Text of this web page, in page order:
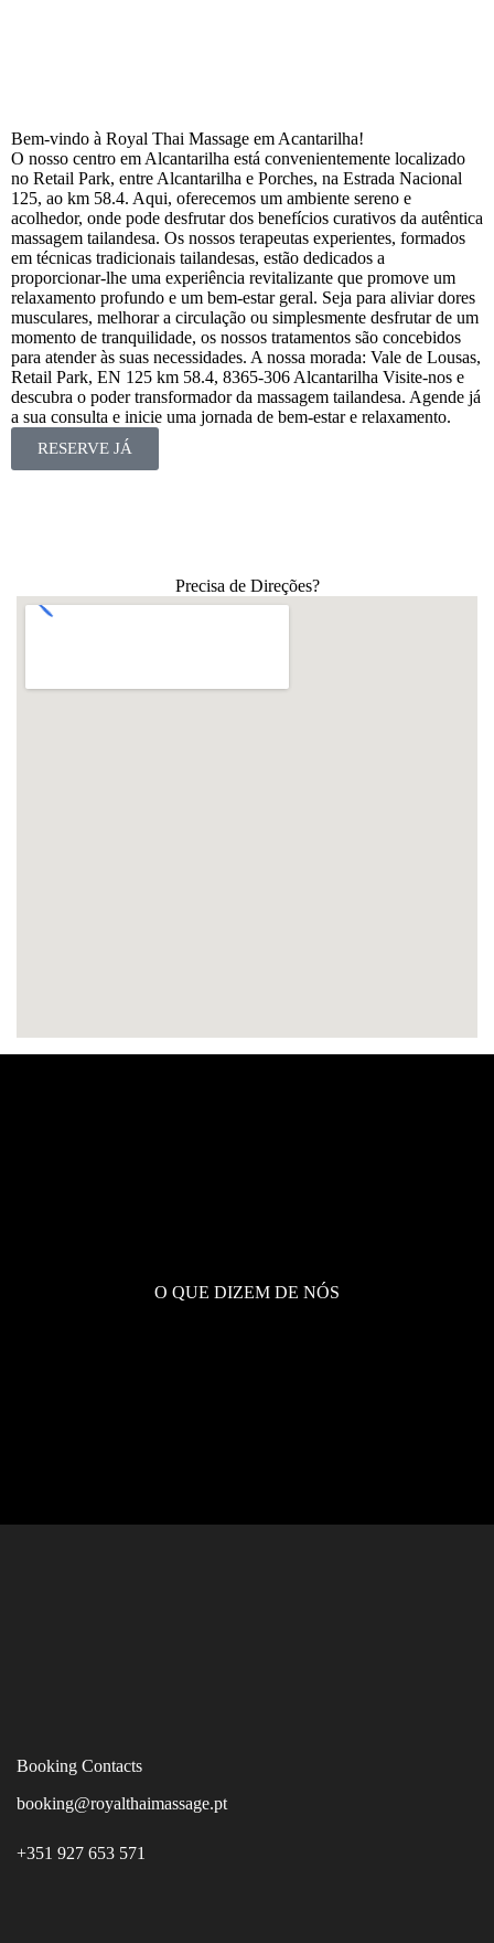
Bem-vindo à Royal Thai Massage em Acantarilha!
O nosso centro em Alcantarilha está convenientemente localizado
no Retail Park, entre Alcantarilha e Porches, na Estrada Nacional
125, ao km 58.4. Aqui, oferecemos um ambiente sereno e
acolhedor, onde pode desfrutar dos benefícios curativos da autêntica
massagem tailandesa. Os nossos terapeutas experientes, formados
em técnicas tradicionais tailandesas, estão dedicados a
proporcionar-lhe uma experiência revitalizante que promove um
relaxamento profundo e um bem-estar geral. Seja para aliviar dores
musculares, melhorar a circulação ou simplesmente desfrutar de um
momento de tranquilidade, os nossos tratamentos são concebidos
para atender às suas necessidades. A nossa morada: Vale de Lousas,
Retail Park, EN 125 km 58.4, 8365-306 Alcantarilha Visite-nos e
descubra o poder transformador da massagem tailandesa. Agende já
a sua consulta e inicie uma jornada de bem-estar e relaxamento.
RESERVE JÁ
Precisa de Direções?
O QUE DIZEM DE NÓS
Booking Contacts
booking@royalthaimassage.pt
+351 927 653 571